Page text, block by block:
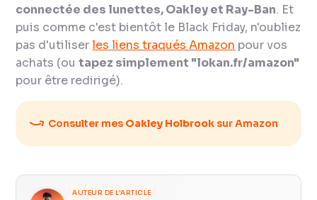
connectée des lunettes, Oakley et Ray-Ban. Et
puis comme c'est bientôt le Black Friday, n'oubliez
pas d'utiliserles liens traqués Amazon pour vos
achats (outapez simplement "lokan.fr/amazon"
pour être redirigé).
Consulter mes Oakley Holbrook sur Amazon
AUTEUR DE L'ARTICLE